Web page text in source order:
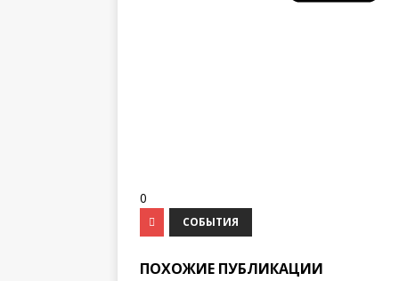
0
СОБЫТИЯ
ПОХОЖИЕ ПУБЛИКАЦИИ